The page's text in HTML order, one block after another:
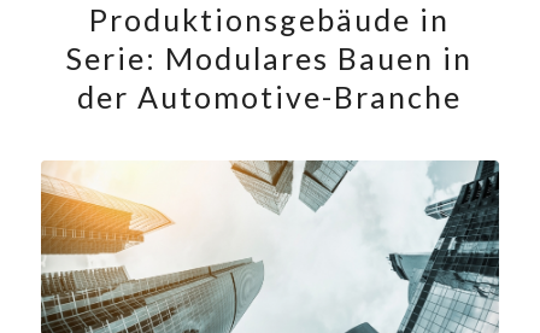
Produktionsgebäude in
Serie: Modulares Bauen in
der Automotive-Branche